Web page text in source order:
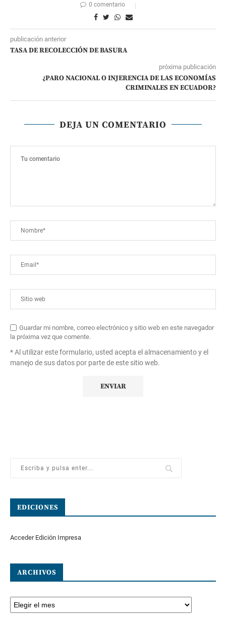
0 comentario
publicación anterior
TASA DE RECOLECCIÓN DE BASURA
próxima publicación
¿PARO NACIONAL O INJERENCIA DE LAS ECONOMÍAS
CRIMINALES EN ECUADOR?
DEJA UN COMENTARIO
Guardar mi nombre, correo electrónico y sitio web en este navegador
la próxima vez que comente.
* Al utilizar este formulario, usted acepta el almacenamiento y el
manejo de sus datos por parte de este sitio web.
EDICIONES
Acceder Edición Impresa
ARCHIVOS